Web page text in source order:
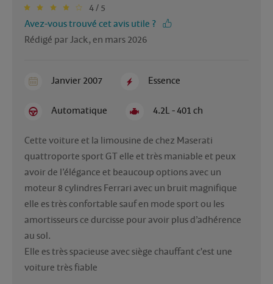
4 / 5
Avez-vous trouvé cet avis utile ?
Rédigé par Jack, en mars 2026
Janvier 2007 Essence
Automatique 4.2L - 401 ch
Cette voiture et la limousine de chez Maserati
quattroporte sport GT elle et très maniable et peux
avoir de l’élégance et beaucoup options avec un
moteur 8 cylindres Ferrari avec un bruit magnifique
elle es très confortable sauf en mode sport ou les
amortisseurs ce durcisse pour avoir plus d’adhérence
au sol.
Elle es très spacieuse avec siège chauffant c'est une
voiture très fiable